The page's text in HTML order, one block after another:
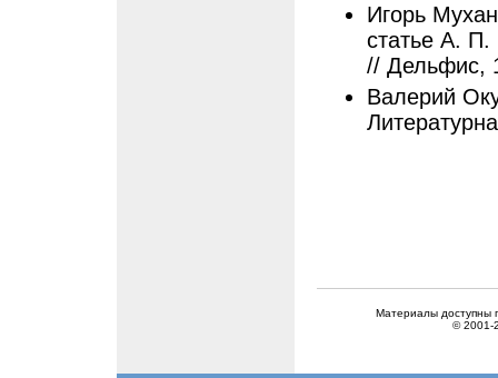
Игорь
статье А. П.
// Дельфис,
Валерий